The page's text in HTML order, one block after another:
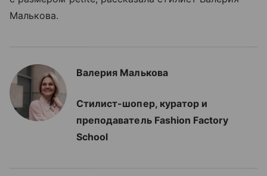
Малькова.
Валерия Малькова
Стилист-шопер, куратор и
преподаватель Fashion Factory
School